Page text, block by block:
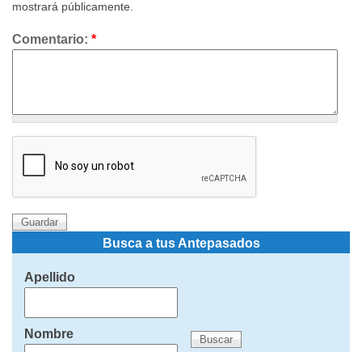
mostrará públicamente.
Comentario: *
Busca a tus Antepasados
Apellido
Nombre